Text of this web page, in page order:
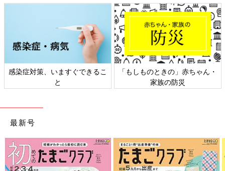
PROFILE
Flexible Career代表・Piece to Peace取締役CMO。育児と
感染症対策、いますぐできるこ
と
「もしものときの」赤ちゃん・
家族の防災
最新号